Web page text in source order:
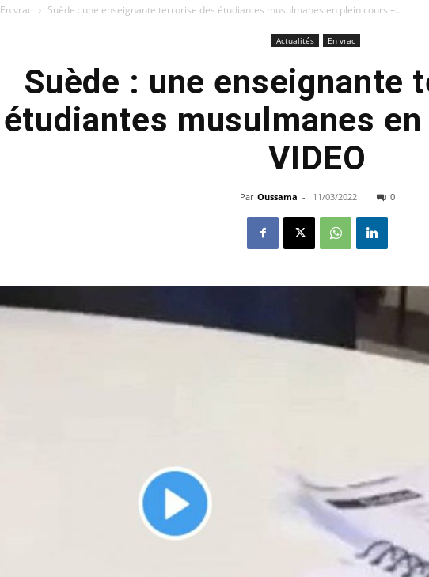
En vrac Suède : une enseignante terrorise des étudiantes musulmanes en plein cours –...
Actualités En vrac
Suède : une enseignante
étudiantes musulmanes
VIDEO
Par Oussama - 11/03/2022 0